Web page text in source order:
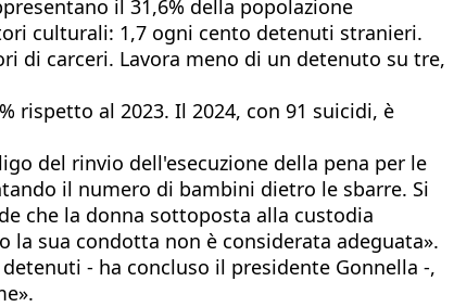
il 31,6% della popolazione
culturali: 1,7 ogni cento detenuti stranieri.
di carceri. Lavora meno di un detenuto su tre,
rispetto al 2023. Il 2024, con 91 suicidi, è
del rinvio dell'esecuzione della pena per le
il numero di bambini dietro le sbarre. Si
che la donna sottoposta alla custodia
sua condotta non è considerata adeguata».
- ha concluso il presidente Gonnella -,